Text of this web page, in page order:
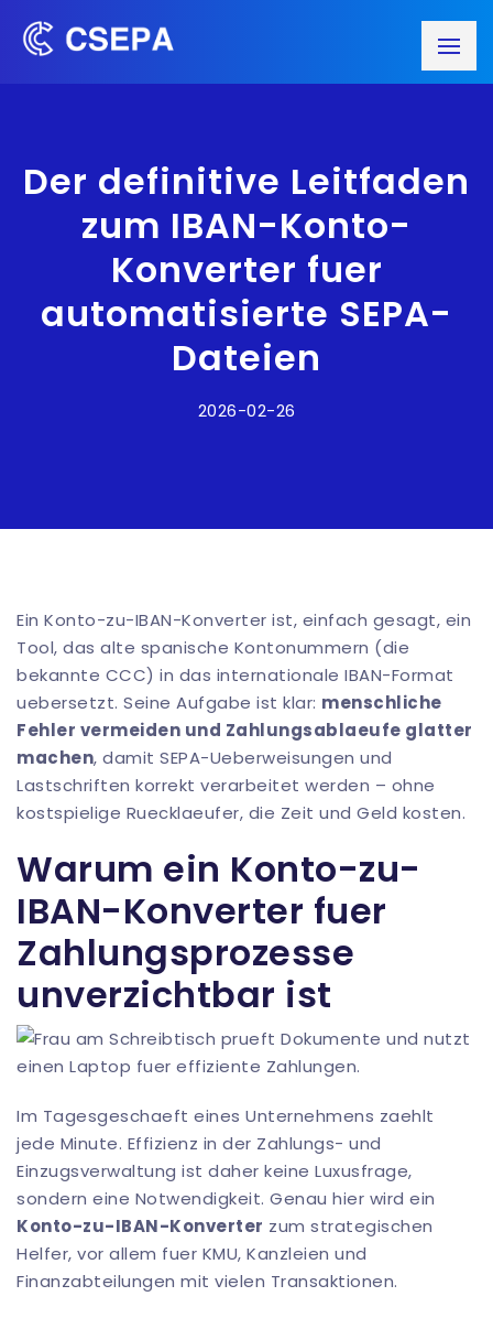
Der definitive Leitfaden
zum IBAN-Konto-
Konverter fuer
automatisierte SEPA-
Dateien
2026-02-26
Ein Konto-zu-IBAN-Konverter ist, einfach gesagt, ein
Tool, das alte spanische Kontonummern (die
bekannte CCC) in das internationale IBAN-Format
uebersetzt. Seine Aufgabe ist klar: menschliche
Fehler vermeiden und Zahlungsablaeufe glatter
machen, damit SEPA-Ueberweisungen und
Lastschriften korrekt verarbeitet werden – ohne
kostspielige Ruecklaeufer, die Zeit und Geld kosten.
Warum ein Konto-zu-
IBAN-Konverter fuer
Zahlungsprozesse
unverzichtbar ist
Im Tagesgeschaeft eines Unternehmens zaehlt
jede Minute. Effizienz in der Zahlungs- und
Einzugsverwaltung ist daher keine Luxusfrage,
sondern eine Notwendigkeit. Genau hier wird ein
Konto-zu-IBAN-Konverter zum strategischen
Helfer, vor allem fuer KMU, Kanzleien und
Finanzabteilungen mit vielen Transaktionen.